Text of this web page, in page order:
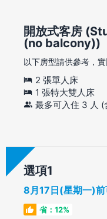
開放式客房
(no balcony))
以下房型請供參考，
2 張單人床
1 張特大雙人床
最多可入住 3 人 (
選項
8月17日(星期一)前
省：12%